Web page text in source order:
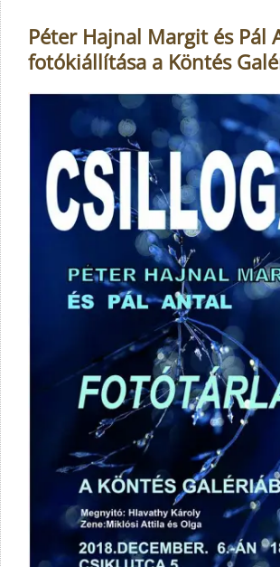
Péter Hajnal Margit és Pál
fotókiállítása a Köntés